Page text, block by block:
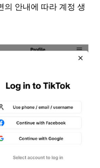
의 안내에 따라 계정 생